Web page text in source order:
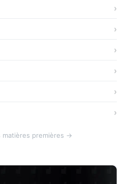
matières premières →